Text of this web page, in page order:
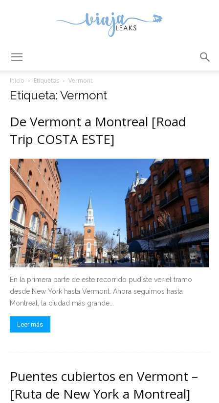
Inicio Etiquetas Vermont
Etiqueta: Vermont
De Vermont a Montreal [Road
Trip COSTA ESTE]
En la primera parte de este recorrido pudiste ver el tramo
desde New York hasta Vermont. Ahora seguimos hasta
Montreal, la ciudad más grande...
Leer más
Puentes cubiertos en Vermont –
[Ruta de New York a Montreal]